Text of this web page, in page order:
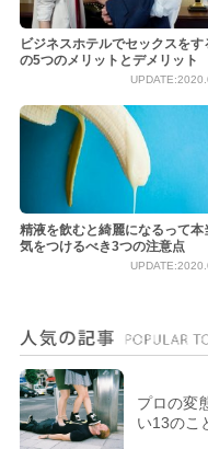
ビジネスホテルでセックスをす
の5つのメリットとデメリット
精液を飲むと綺麗になるって本
気をつけるべき3つの注意点
プロの変
い13のこ